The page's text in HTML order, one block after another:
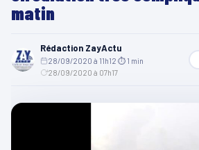
matin
Rédaction ZayActu
28/09/2020 à 11h12 ⏱ 1 min
28/09/2020 à 07h17